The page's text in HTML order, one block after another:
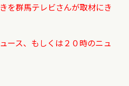
を群馬テレビさんが取材にき
ース、もしくは２０時のニュ